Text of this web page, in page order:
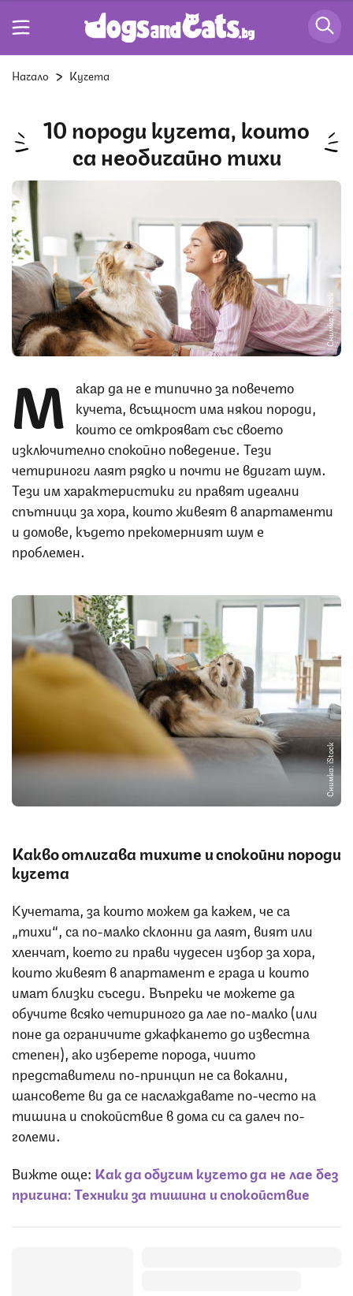
Начало Кучета
10 породи кучета, които
са необичайно тихи
Снимка: iStock
М
акар да не е типично за повечето
кучета, всъщност има някои породи,
които се открояват със своето
изключително спокойно поведение. Тези
четириноги лаят рядко и почти не вдигат шум.
Тези им характеристики ги правят идеални
спътници за хора, които живеят в апартаменти
и домове, където прекомерният шум е
проблемен.
Снимка: iStock
Какво отличава тихите и спокойни породи
кучета
Кучетата, за които можем да кажем, че са
„тихи“, са по-малко склонни да лаят, вият или
хленчат, което ги прави чудесен избор за хора,
които живеят в апартамент е града и които
имат близки съседи. Въпреки че можете да
обучите всяко четириного да лае по-малко (или
поне да ограничите джафкането до известна
степен), ако изберете порода, чиито
представители по-принцип не са вокални,
шансовете ви да се наслаждавате по-често на
тишина и спокойствие в дома си са далеч по-
големи.
Вижте още: Как да обучим кучето да не лае без
причина: Техники за тишина и спокойствие